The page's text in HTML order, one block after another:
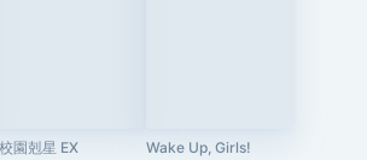
校園剋星 EX
Wake Up, Girls!